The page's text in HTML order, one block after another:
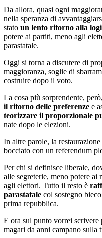
Da allora, quasi ogni
nella speranza di
stato un lento ritorno alla
potere ai partiti, meno agli
parastatale.
Oggi si torna a discutere di
maggioranza, soglie di
costruire dopo il voto.
La cosa più sorprendente,
il ritorno delle preferenze e
teorizzare il proporzionale
nate dopo le elezioni.
In altre parole, la
bocciato con un referendum
Per chi si definisce liberale,
alle segreterie, meno potere ai
agli elettori. Tutto il resto è
parastatale col sostegno
prima repubblica.
E ora sul punto vorrei scrivere
magari da anni campano sulla